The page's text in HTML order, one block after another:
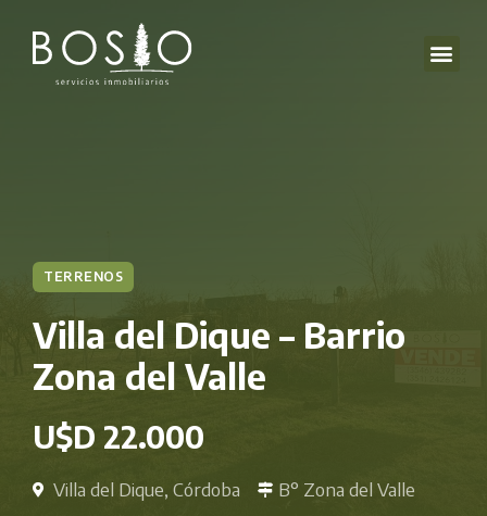
TERRENOS
Villa del Dique – Barrio
Zona del Valle
U$D 22.000
Villa del Dique, Córdoba B° Zona del Valle